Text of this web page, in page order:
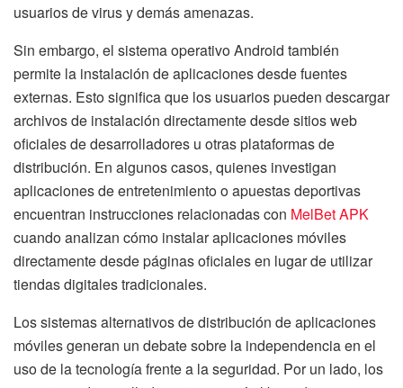
usuarios de virus y demás amenazas.
Sin embargo, el sistema operativo Android también
permite la instalación de aplicaciones desde fuentes
externas. Esto significa que los usuarios pueden descargar
archivos de instalación directamente desde sitios web
oficiales de desarrolladores u otras plataformas de
distribución. En algunos casos, quienes investigan
aplicaciones de entretenimiento o apuestas deportivas
encuentran instrucciones relacionadas con MelBet APK
cuando analizan cómo instalar aplicaciones móviles
directamente desde páginas oficiales en lugar de utilizar
tiendas digitales tradicionales.
Los sistemas alternativos de distribución de aplicaciones
móviles generan un debate sobre la independencia en el
uso de la tecnología frente a la seguridad. Por un lado, los